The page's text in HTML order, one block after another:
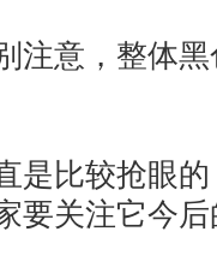
意，整体黑
比较抢眼的
要关注它今